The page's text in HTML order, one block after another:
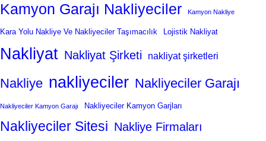
Kamyon Garajı Nakliyeciler Kamyon Nakliye
Kara Yolu Nakliye Ve Nakliyeciler Taşımacılık Lojistik Nakliyat
Nakliyat Nakliyat Şirketi nakliyat şirketleri
Nakliye nakliyeciler Nakliyeciler Garajı
Nakliyeciler Kamyon Garajı Nakliyeciler Kamyon Garjları
Nakliyeciler Sitesi Nakliye Firmaları